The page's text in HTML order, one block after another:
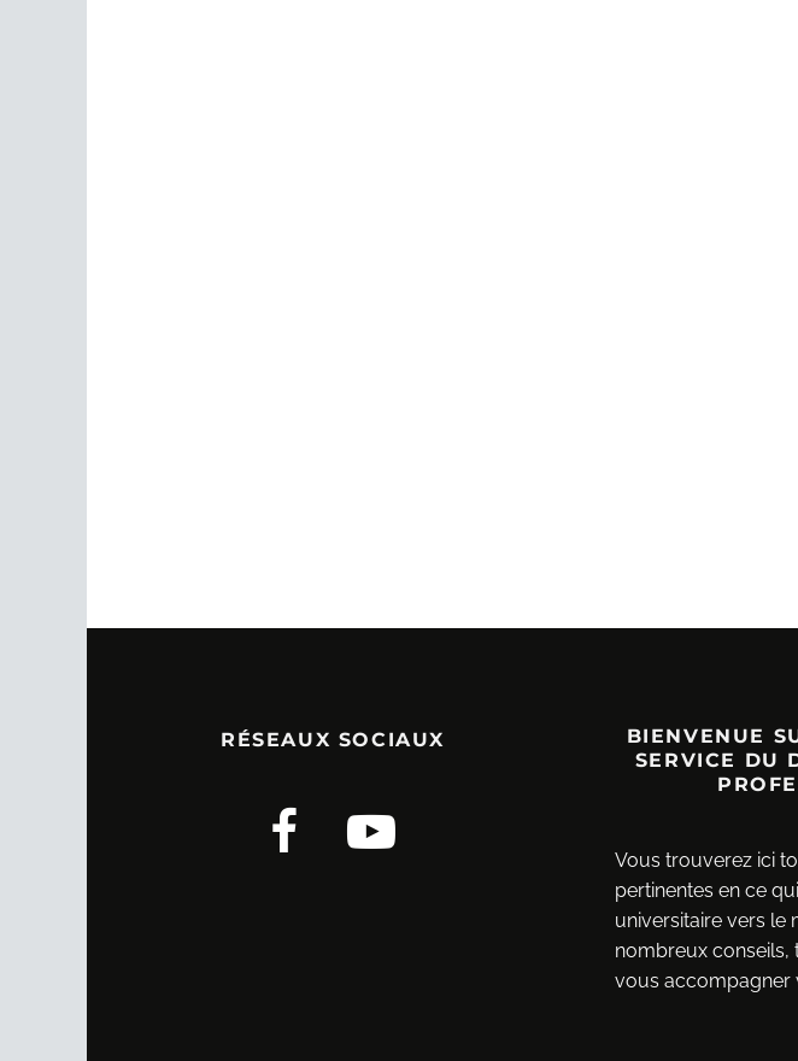
RÉSEAUX SOCIAUX
BIENVENUE
SERVICE DU
Vous trouverez ici
pertinentes en ce
universitaire vers le
nombreux
vous accompagner